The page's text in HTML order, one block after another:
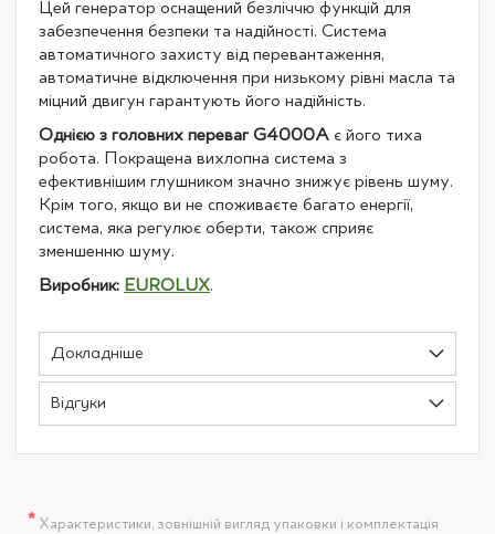
Цей генератор оснащений безліччю функцій для
забезпечення безпеки та надійності. Система
автоматичного захисту від перевантаження,
автоматичне відключення при низькому рівні масла та
міцний двигун гарантують його надійність.
Однією з головних переваг G4000A є його тиха
робота. Покращена вихлопна система з
ефективнішим глушником значно знижує рівень шуму.
Крім того, якщо ви не споживаєте багато енергії,
система, яка регулює оберти, також сприяє
зменшенню шуму.
Виробник: EUROLUX.
Докладніше
Відгуки
* Характеристики, зовнішній вигляд упаковки і комплектація